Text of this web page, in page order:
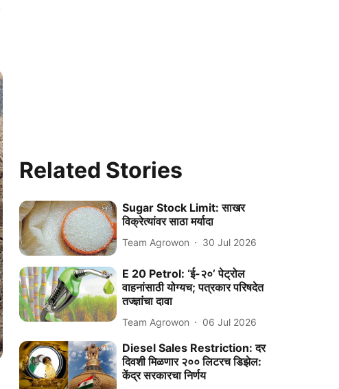
Related Stories
Sugar Stock Limit: साखर
विक्रेत्यांवर साठा मर्यादा
Team Agrowon 30 Jul 2026
E 20 Petrol: ‘ई-२०’ पेट्रोल
वाहनांसाठी योग्यच; पत्रकार परिषदेत
तज्ज्ञांचा दावा
Team Agrowon 06 Jul 2026
Diesel Sales Restriction: दर
दिवशी मिळणार २०० लिटरच डिझेल:
केंद्र सरकारचा निर्णय